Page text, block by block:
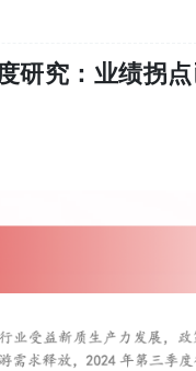
研究：业绩拐